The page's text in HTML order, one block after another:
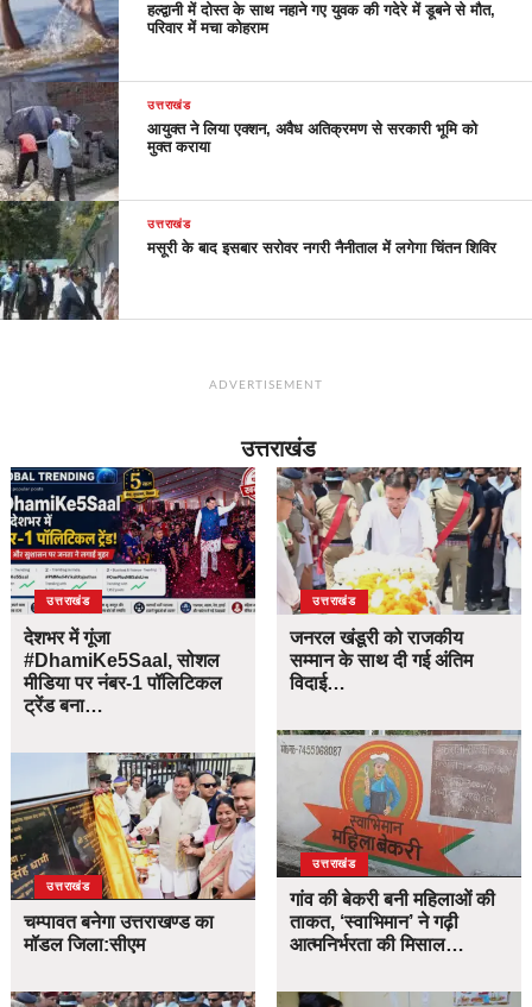
हल्द्वानी में दोस्त के साथ नहाने गए युवक की गदेरे में डूबने से मौत,
परिवार में मचा कोहराम
उत्तराखंड
आयुक्त ने लिया एक्शन, अवैध अतिक्रमण से सरकारी भूमि को
मुक्त कराया
उत्तराखंड
मसूरी के बाद इसबार सरोवर नगरी नैनीताल में लगेगा चिंतन शिविर
ADVERTISEMENT
उत्तराखंड
उत्तराखंड
देशभर में गूंजा
#DhamiKe5Saal, सोशल
मीडिया पर नंबर-1 पॉलिटिकल
ट्रेंड बना…
उत्तराखंड
चम्पावत बनेगा उत्तराखण्ड का
मॉडल जिला:सीएम
उत्तराखंड
जनरल खंडूरी को राजकीय
सम्मान के साथ दी गई अंतिम
विदाई…
उत्तराखंड
गांव की बेकरी बनी महिलाओं की
ताकत, ‘स्वाभिमान’ ने गढ़ी
आत्मनिर्भरता की मिसाल…